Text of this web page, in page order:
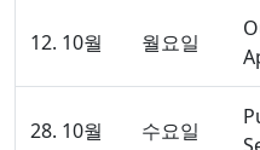
12. 10월 월요일
28. 10월 수요일